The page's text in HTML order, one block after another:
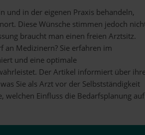
und in der eigenen Praxis behandeln,
Diese Wünsche stimmen jedoch
braucht man einen freien Arztsitz.
an Medizinern? Sie erfahren im
und eine optimale
Der Artikel informiert über
Sie als Arzt vor der Selbstständigkeit
welchen Einfluss die Bedarfsplanung auf